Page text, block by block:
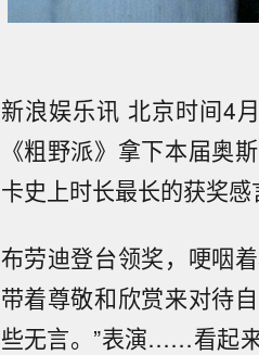
新浪娱乐讯 北京时间4
《粗野派》拿下本届奥
卡史上时长最长的获奖
布劳迪登台领奖，哽咽
带着尊敬和欣赏来对待
些无言。”表演……看起